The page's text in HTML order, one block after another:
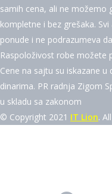
samih cena, ali ne možemo
kompletne i bez grešaka.
ponude i ne podrazumeva
Raspoloživost robe možete
Cene na sajtu su iskazane
dinarima. PR radnja Zigom
u skladu sa zakonom
© Copyright 2021 IT Lion.